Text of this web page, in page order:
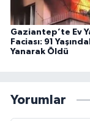
Gaziantep’te Ev
Faciası: 91
Yanarak Öldü
Yorumlar